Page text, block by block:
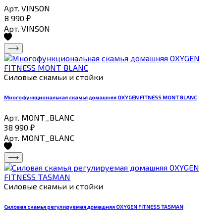
Арт. VINSON
8 990 ₽
Арт. VINSON
Силовые скамьи и стойки
Многофункциональная скамья домашняя OXYGEN FITNESS MONT BLANC
Арт. MONT_BLANC
38 990 ₽
Арт. MONT_BLANC
Силовые скамьи и стойки
Силовая скамья регулируемая домашняя OXYGEN FITNESS TASMAN